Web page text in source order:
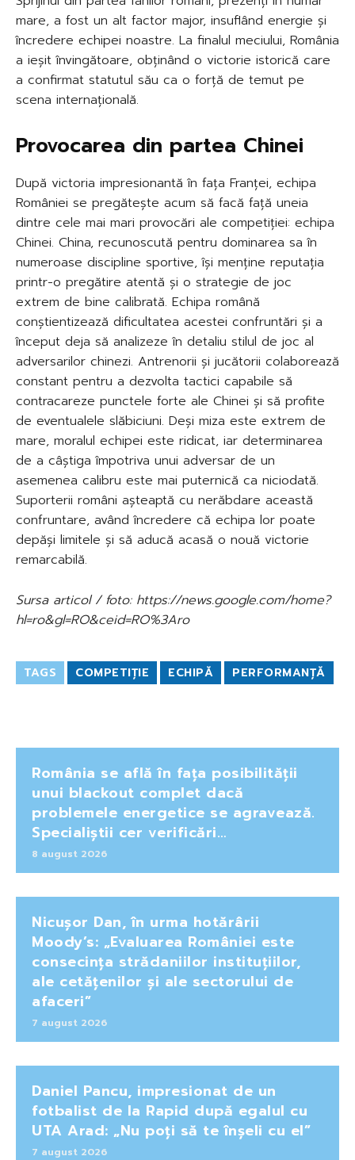
mare, a fost un alt factor major, insuflând energie și
încredere echipei noastre. La finalul meciului, România
a ieșit învingătoare, obținând o victorie istorică care
a confirmat statutul său ca o forță de temut pe
scena internațională.
Provocarea din partea Chinei
După victoria impresionantă în fața Franței, echipa
României se pregătește acum să facă față uneia
dintre cele mai mari provocări ale competiției: echipa
Chinei. China, recunoscută pentru dominarea sa în
numeroase discipline sportive, își menține reputația
printr-o pregătire atentă și o strategie de joc
extrem de bine calibrată. Echipa română
conștientizează dificultatea acestei confruntări și a
început deja să analizeze în detaliu stilul de joc al
adversarilor chinezi. Antrenorii și jucătorii colaborează
constant pentru a dezvolta tactici capabile să
contracareze punctele forte ale Chinei și să profite
de eventualele slăbiciuni. Deși miza este extrem de
mare, moralul echipei este ridicat, iar determinarea
de a câștiga împotriva unui adversar de un
asemenea calibru este mai puternică ca niciodată.
Suporterii români așteaptă cu nerăbdare această
confruntare, având încredere că echipa lor poate
depăși limitele și să aducă acasă o nouă victorie
remarcabilă.
Sursa articol / foto: https://news.google.com/home?
hl=ro&gl=RO&ceid=RO%3Aro
TAGS COMPETIȚIE ECHIPĂ PERFORMANȚĂ
România se află în fața posibilității
unui blackout complet dacă
problemele energetice se agravează.
Specialiștii cer verificări…
8 august 2026
Nicușor Dan, în urma hotărârii
Moody’s: „Evaluarea României este
consecința strădaniilor instituțiilor,
ale cetățenilor și ale sectorului de
afaceri”
7 august 2026
Daniel Pancu, impresionat de un
fotbalist de la Rapid după egalul cu
UTA Arad: „Nu poți să te înșeli cu el”
7 august 2026